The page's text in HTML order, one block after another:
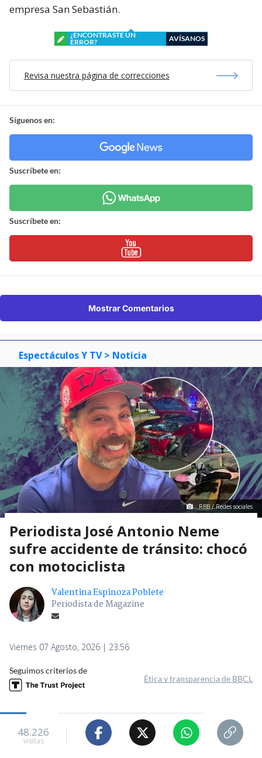
empresa San Sebastián.
¿ENCONTRASTE UN
ERROR?
AVÍSANOS
Revisa nuestra página de correcciones
Síguenos en:
Suscríbete en:
Suscríbete en:
Mostrar Comentarios
Espectáculos Y TV > Noticia
RBB / Redes sociales
Periodista José Antonio Neme
sufre accidente de tránsito: chocó
con motociclista
Valentina Espinoza Poblete
Periodista de Magazine
Viernes 07 Agosto, 2026 | 23:56
Seguimos criterios de
Ética y transparencia de BBCL
48.226
visitas